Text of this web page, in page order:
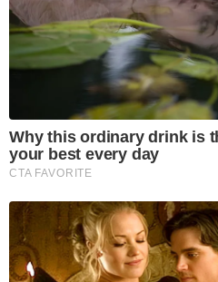
Why this ordinary drink is
your best every day
CTA FAVORITE